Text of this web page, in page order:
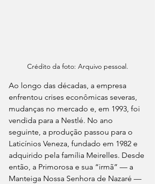
Crédito da foto: Arquivo pessoal.
Ao longo das décadas, a empresa
enfrentou crises econômicas severas,
mudanças no mercado e, em 1993, foi
vendida para a Nestlé. No ano
seguinte, a produção passou para o
Laticínios Veneza, fundado em 1982 e
adquirido pela família Meirelles. Desde
então, a Primorosa e sua “irmã” — a
Manteiga Nossa Senhora de Nazaré —